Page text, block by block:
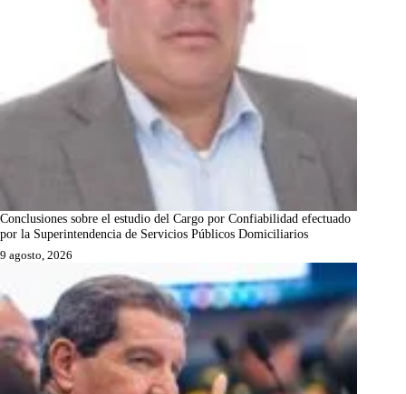
Conclusiones sobre el estudio del Cargo por Confiabilidad efectuado
por la Superintendencia de Servicios Públicos Domiciliarios
9 agosto, 2026